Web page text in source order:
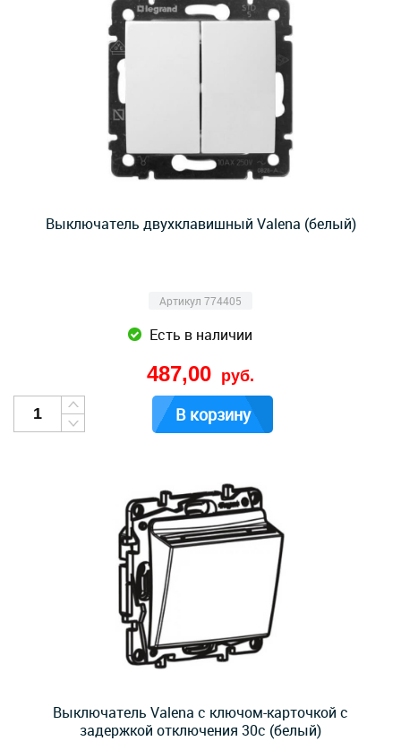
Выключатель двухклавишный Valena (белый)
Артикул 774405
Есть в наличии
487,00 руб.
В корзину
Выключатель Valena с ключом-карточкой с
задержкой отключения 30с (белый)